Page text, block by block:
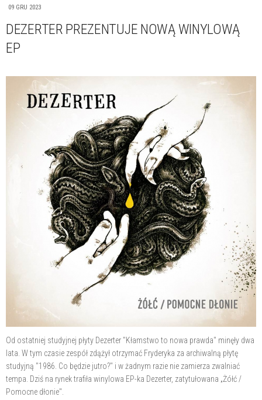
09 GRU 2023
DEZERTER PREZENTUJE NOWĄ WINYLOWĄ
EP
Od ostatniej studyjnej płyty Dezerter "Kłamstwo to nowa prawda" minęły dwa
lata. W tym czasie zespół zdążył otrzymać Fryderyka za archiwalną płytę
studyjną "1986. Co będzie jutro?" i w żadnym razie nie zamierza zwalniać
tempa. Dziś na rynek trafiła winylowa EP-ka Dezerter, zatytułowana „Żółć /
Pomocne dłonie".